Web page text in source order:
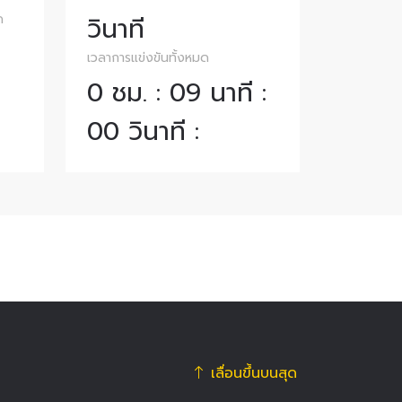
วินาที
เวลาการแข่งขันทั้งหมด
0 ชม. : 09 นาที :
00 วินาที :
เลื่อนขึ้นบนสุด